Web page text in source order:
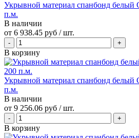
Укрывной материал спанбонд
п.м.
В наличии
от 6 938.45 руб / шт.
В корзину
Укрывной материал спанбонд
п.м.
В наличии
от 9 256.06 руб / шт.
В корзину